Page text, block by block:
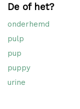
De of het?
onderhemd
pulp
pup
puppy
urine